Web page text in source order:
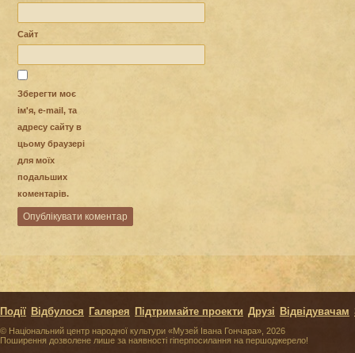
Сайт
Зберегти моє
ім'я, e-mail, та
адресу сайту в
цьому браузері
для моїх
подальших
коментарів.
© Національний центр народної культури «Музей Івана Гончара», 2026
Поширення дозволене лише за наявності гіперпосилання на першоджерело!
Події Відбулося Галерея Підтримайте проекти Друзі Відвідувачам